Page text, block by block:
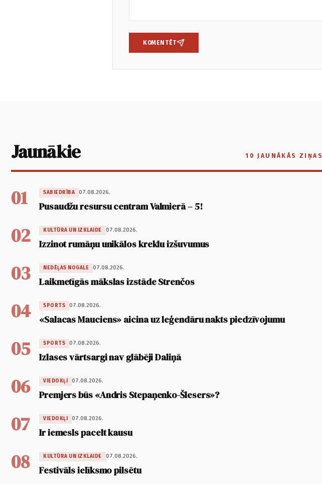
KOMENTĒT
Jaunākie 10 JAUNĀKĀS ZIŅAS
01 SABIEDRĪBA 07.08.2026.
Pusaudžu resursu centram Valmierā – 5!
02 KULTŪRA UN IZKLAIDE 07.08.2026.
Izzinot rumāņu unikālos kreklu izšuvumus
03 NEDĒĻAS NOGALE 07.08.2026.
Laikmetīgās mākslas izstāde Strenčos
04 SPORTS 07.08.2026.
«Salacas Mauciens» aicina uz leģendāru nakts piedzīvojumu
05 SPORTS 07.08.2026.
Izlases vārtsargi nav glābēji Daliņā
06 VIEDOKĻI 07.08.2026.
Premjers būs «Andris Stepaņenko-Šlesers»?
07 VIEDOKĻI 07.08.2026.
Ir iemesls pacelt kausu
08 KULTŪRA UN IZKLAIDE 07.08.2026.
Festivāls ielīksmo pilsētu